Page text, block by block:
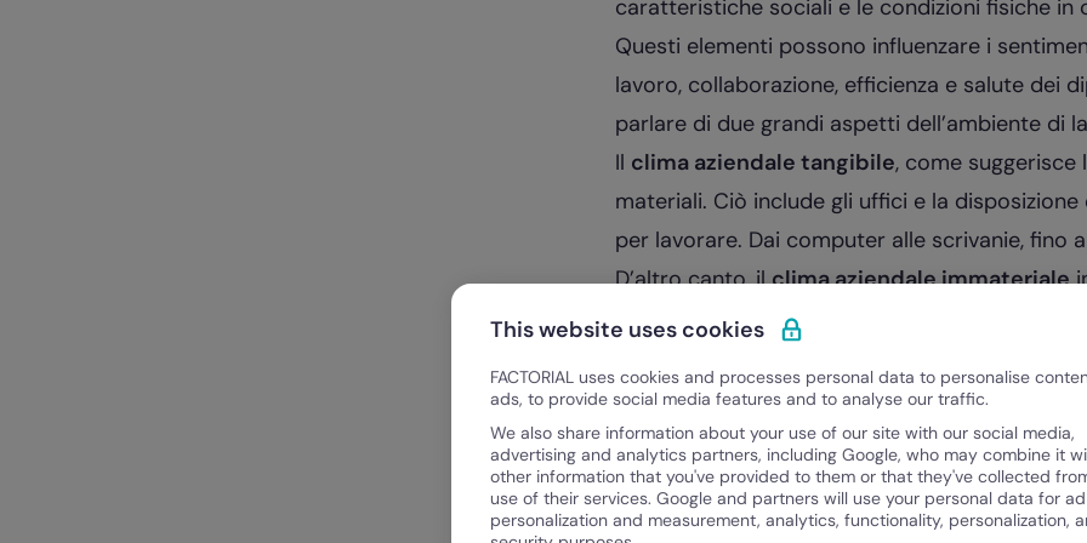
caratteristiche sociali e le condizioni fisiche
Questi elementi possono influenzare i
lavoro, collaborazione, efficienza e salute dei
parlare di due grandi aspetti dell’ambiente di
Il clima aziendale tangibile, come suggerisce
materiali. Ciò include gli uffici e la
per lavorare. Dai computer alle scrivanie, fino
D’altro canto, ilclima aziendale immateriale
che compongono la vita quotidiana di
la cultura, questo include il modo in cui
compresi il modo e i mezzi con cui
leader dell’azienda, gli obiettivi e i valori
Allo stesso tempo, le condizioni di lavoro
immateriale. In questo caso ci riferiamo al
This website uses cookies
FACTORIAL uses cookies and processes personal data to personalise
ads, to provide social media features and to analyse our traffic.
We also share information about your use of our site with our social media,
advertising and analytics partners, including Google, who may combine it
other information that you've provided to them or that they've collected
use of their services. Google and partners will use your personal data for ad
personalization and measurement, analytics, functionality, personalization,